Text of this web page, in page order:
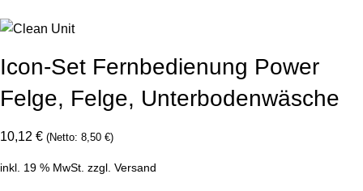
Icon-Set Fernbedienung Power
Felge, Felge, Unterbodenwäsche
10,12 € (Netto: 8,50 €)
inkl. 19 % MwSt. zzgl. Versand